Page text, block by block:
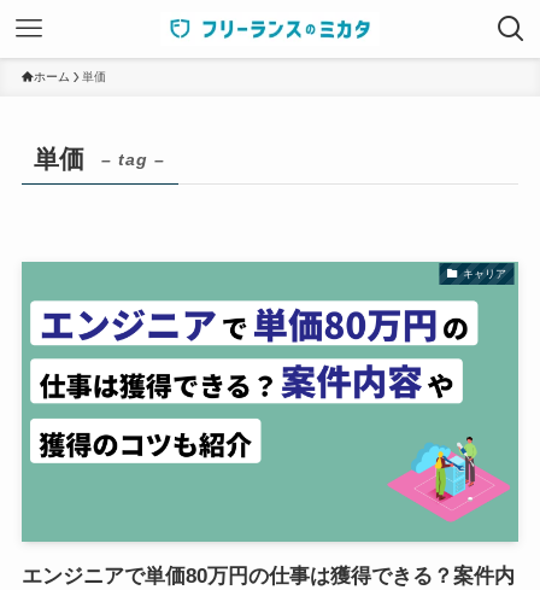
ホーム 単価
単価 – tag –
キャリア
エンジニアで単価80万円の仕事は獲得できる？案件内